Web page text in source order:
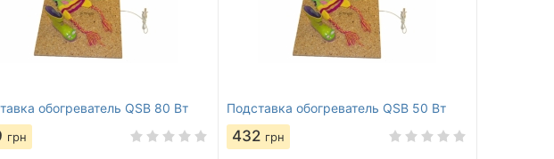
обогреватель QSB 80 Вт
грн
Подставка обогреватель QSB 50 Вт
432 грн